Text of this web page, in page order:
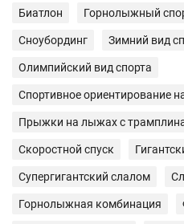
Биатлон Горнолыжный
Сноубординг Зимний вид
Олимпийский вид спорта
Спортивное ориентирование
Прыжки на лыжах с
Скоростной спуск
Супергигантский слалом
Горнолыжная комбинация